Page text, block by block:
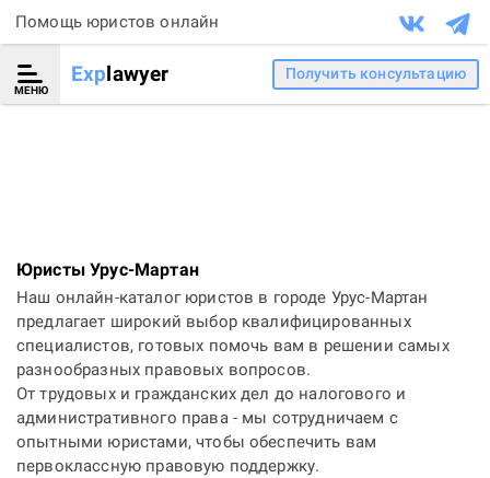
Помощь юристов онлайн
МЕНЮ
Explawyer Получить консультацию
Юристы Урус-Мартан
Наш онлайн-каталог юристов в городе Урус-Мартан
предлагает широкий выбор квалифицированных
специалистов, готовых помочь вам в решении самых
разнообразных правовых вопросов.
От трудовых и гражданских дел до налогового и
административного права - мы сотрудничаем с
опытными юристами, чтобы обеспечить вам
первоклассную правовую поддержку.